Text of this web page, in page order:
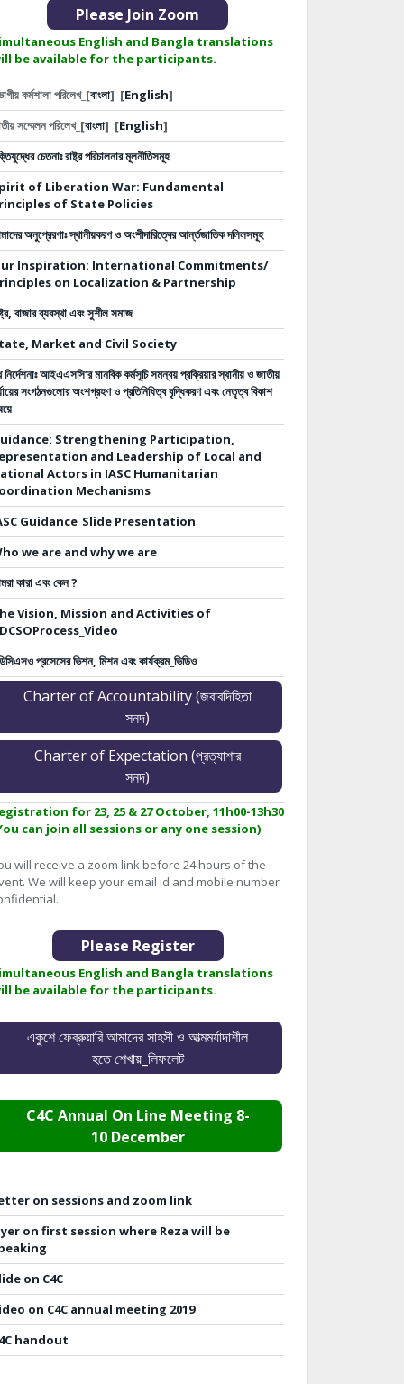
Please Join Zoom
English and Bangla translations
be available for the participants.
কর্মশালা পরিলেখ_[বাংলা] [English]
সম্মেলন পরিলেখ_[বাংলা] [English]
চেতনাঃ রাষ্ট্র পরিচালনার মূলনীতিসমূহ
of Liberation War: Fundamental
of State Policies
অনুপ্রেরণাঃ স্থানীয়করণ ও অংশীদারিত্বের আর্ন্তজাতিক দলিলসমূহ
Inspiration: International Commitments/
on Localization & Partnership
বাজার ব্যবস্থা এবং সুশীল সমাজ
Market and Civil Society
আইএএসসি’র মানবিক কর্মসূচি সমন্বয় প্রক্রিয়ার স্থানীয় ও জাতীয়
সংগঠনগুলোর অংশগ্রহণ ও প্রতিনিধিত্ব বৃদ্ধিকরণ এবং নেতৃত্ব বিকাশ
Strengthening Participation,
and Leadership of Local and
Actors in IASC Humanitarian
Mechanisms
Guidance_Slide Presentation
we are and why we are
কারা এবং কেন ?
Vision, Mission and Activities of
প্রসেসের ভিশন, মিশন এবং কার্যক্রম_ভিডিও
Charter of Accountability (জবাবদিহিতা
সনদ)
Charter of Expectation (প্রত্যাশার
সনদ)
for 23, 25 & 27 October, 11h00-13h30
can join all sessions or any one session)
will receive a zoom link before 24 hours of the
We will keep your email id and mobile number
Please Register
English and Bangla translations
be available for the participants.
একুশে ফেব্রুয়ারি আমাদের সাহসী ও আত্মমর্যাদাশীল
হতে শেখায়_লিফলেট
C4C Annual On Line Meeting 8-
10 December
on sessions and zoom link
on first session where Reza will be
on C4C
on C4C annual meeting 2019
handout